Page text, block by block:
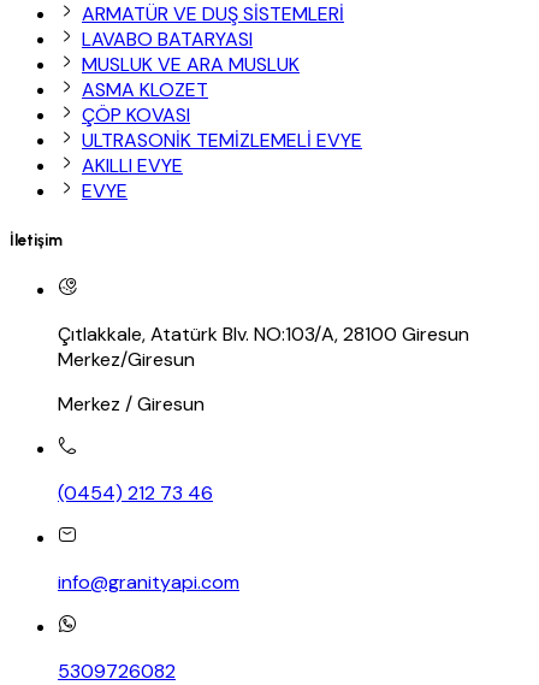
ARMATÜR VE DUŞ SİSTEMLERİ
LAVABO BATARYASI
MUSLUK VE ARA MUSLUK
ASMA KLOZET
ÇÖP KOVASI
ULTRASONİK TEMİZLEMELİ EVYE
AKILLI EVYE
EVYE
İletişim
Çıtlakkale, Atatürk Blv. NO:103/A, 28100 Giresun
Merkez/Giresun
Merkez / Giresun
(0454) 212 73 46
info@granityapi.com
5309726082